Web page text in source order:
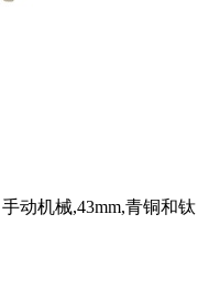
手动机械,43mm,青铜和钛